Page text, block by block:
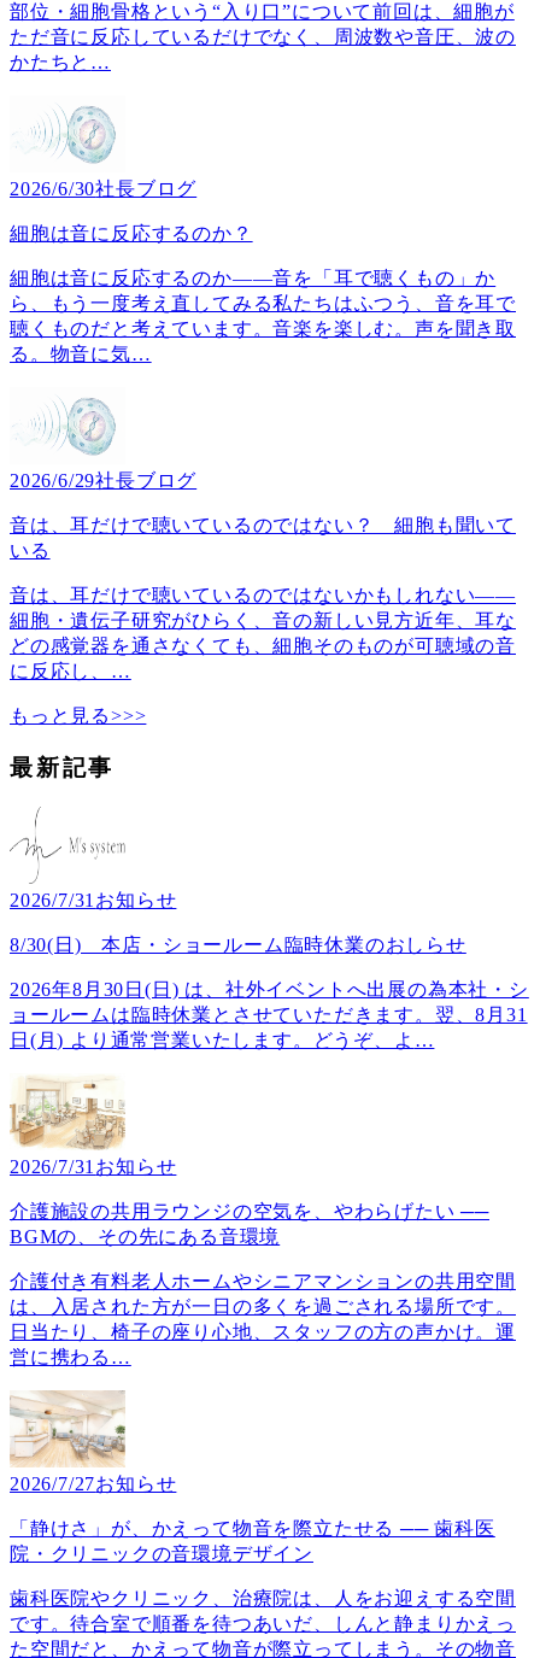
部位・細胞骨格という“入り口”について前回は、細胞が
ただ音に反応しているだけでなく、周波数や音圧、波の
かたちと …
2026/6/30社長ブログ
細胞は音に反応するのか？
細胞は音に反応するのか――音を「耳で聴くもの」か
ら、もう一度考え直してみる私たちはふつう、音を耳で
聴くものだと考えています。音楽を楽しむ。声を聞き取
る。物音に気…
2026/6/29社長ブログ
音は、耳だけで聴いているのではない？ 細胞も聞いて
いる
音は、耳だけで聴いているのではないかもしれない――
細胞・遺伝子研究がひらく、音の新しい見方近年、耳な
どの感覚器を通さなくても、細胞そのものが可聴域の音
に反応し、 …
もっと見る>>>
最新記事
2026/7/31 お知らせ
8/30(日) 本店・ショールーム臨時休業のおしらせ
2026年8月30日(日) は、社外イベントへ出展の為本社・シ
ョールームは臨時休業とさせていただきます。翌、8月31
日(月) より通常営業いたします。どうぞ、よ …
2026/7/31 お知らせ
介護施設の共用ラウンジの空気を、やわらげたい ──
BGMの、その先にある音環境
介護付き有料老人ホームやシニアマンションの共用空間
は、入居された方が一日の多くを過ごされる場所です。
日当たり、椅子の座り心地、スタッフの方の声かけ。運
営に携わる …
2026/7/27お知らせ
「静けさ」が、かえって物音を際立たせる ── 歯科医
院・クリニックの音環境デザイン
歯科医院やクリニック、治療院は、人をお迎えする空間
です。待合室で順番を待つあいだ、しんと静まりかえっ
た空間だと、かえって物音が際立ってしまう。その物音